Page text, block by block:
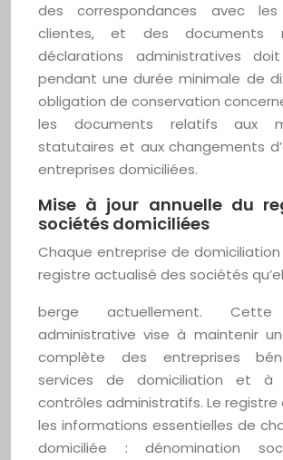
des correspondances avec les
clientes, et des documents
déclarations administratives
pendant une durée minimale de
obligation de conservation
les documents relatifs aux
statutaires et aux changements
entreprises domiciliées.
Mise à jour annuelle du
sociétés domiciliées
Chaque entreprise de
registre actualisé des sociétés
berge actuellement. Cette
administrative vise à maintenir
complète des entreprises
services de domiciliation et à
contrôles administratifs. Le
les informations essentielles de
domiciliée : dénomination